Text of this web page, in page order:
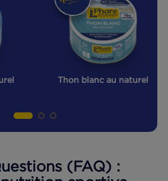
et géographiques strictes
les moins à risques en
hommes et des femmes dans
privilégions des partenaires
indépendant expert